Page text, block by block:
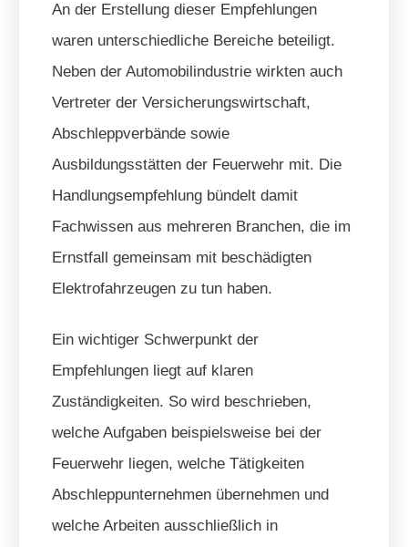
An der Erstellung dieser Empfehlungen
waren unterschiedliche Bereiche beteiligt.
Neben der Automobilindustrie wirkten auch
Vertreter der Versicherungswirtschaft,
Abschleppverbände sowie
Ausbildungsstätten der Feuerwehr mit. Die
Handlungsempfehlung bündelt damit
Fachwissen aus mehreren Branchen, die im
Ernstfall gemeinsam mit beschädigten
Elektrofahrzeugen zu tun haben.
Ein wichtiger Schwerpunkt der
Empfehlungen liegt auf klaren
Zuständigkeiten. So wird beschrieben,
welche Aufgaben beispielsweise bei der
Feuerwehr liegen, welche Tätigkeiten
Abschleppunternehmen übernehmen und
welche Arbeiten ausschließlich in